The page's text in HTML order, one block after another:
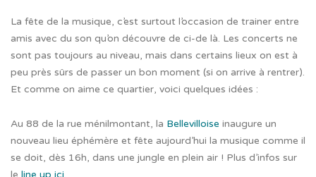
La fête de la musique, c’est surtout l’occasion de trainer entre
amis avec du son qu’on découvre de ci-de là. Les concerts ne
sont pas toujours au niveau, mais dans certains lieux on est à
peu près sûrs de passer un bon moment (si on arrive à rentrer).
Et comme on aime ce quartier, voici quelques idées :
Au 88 de la rue ménilmontant, la Bellevilloise inaugure un
nouveau lieu éphémère et fête aujourd’hui la musique comme il
se doit, dès 16h, dans une jungle en plein air ! Plus d’infos sur
le line up ici